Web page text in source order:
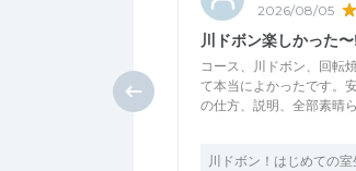
2026/08/05
川ドボン楽しかった
コース、川ドボン、回転
て本当によかったです。
の仕方、説明、全部素晴
川ドボン！はじめての